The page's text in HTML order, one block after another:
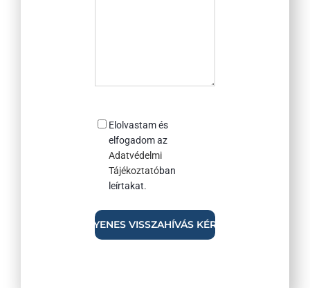
Consent
Elolvastam és
elfogadom az
Adatvédelmi
Tájékoztatóban
leírtakat.